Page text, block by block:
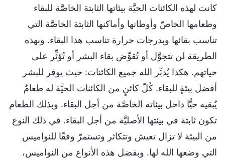
كانت لهذه الكائنات الحيَّة بيئاتها الثابتة الخاصَّة للبقاء
وطعامها الخاصّ وأوطانها وأماكنها الثابتة الخاصَّة التي
تناسب بقائها وبدرجات حرارة تناسب هذا البقاء. وبهذه
الطريقة لن تتجوَّل أو تُقوِّض بقاء البشر أو تُؤثِّر على
حياتهم. هكذا يُدبِّر الله جميع الكائنات: حيث يوفر للبشر
أفضل بيئةٍ للبقاء. كُلّ كائنٍ من الكائنات الحيَّة له طعامٌ
يُبقيه حيًّا داخل بيئاته الخاصَّة من أجل البقاء. وبذلك الطعام
تكون ثابتة في بيئتها الأصليَّة من أجل البقاء. في ذلك النوع
من البيئة لا تزال تعيش وتتكاثر وتستمرّ وفقًا للنواميس
التي وضعها الله لها. وبفضل هذه الأنواع من النواميس،